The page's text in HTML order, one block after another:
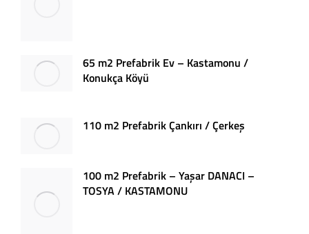
65 m2 Prefabrik Ev – Kastamonu /
Konukça Köyü
110 m2 Prefabrik Çankırı / Çerkeş
100 m2 Prefabrik – Yaşar DANACI –
TOSYA / KASTAMONU